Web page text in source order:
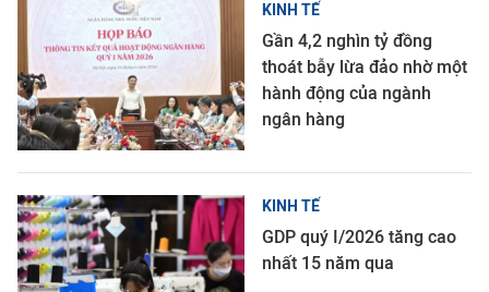
KINH TẾ
Gần 4,2 nghìn tỷ đồng
thoát bẫy lừa đảo nhờ một
hành động của ngành
ngân hàng
KINH TẾ
GDP quý I/2026 tăng cao
nhất 15 năm qua